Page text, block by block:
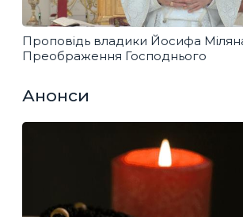
Проповідь владики Йосифа
Преображення Господнього
Анонси